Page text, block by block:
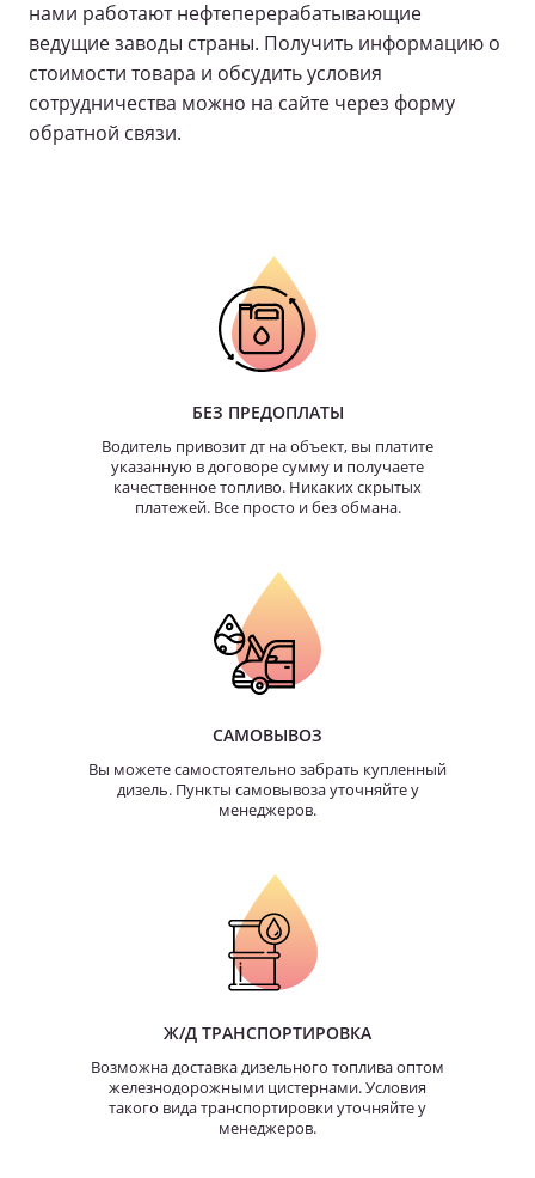
нами работают нефтеперерабатывающие
ведущие заводы страны. Получить информацию о
стоимости товара и обсудить условия
сотрудничества можно на сайте через форму
обратной связи.
БЕЗ ПРЕДОПЛАТЫ
Водитель привозит дт на объект, вы платите
указанную в договоре сумму и получаете
качественное топливо. Никаких скрытых
платежей. Все просто и без обмана.
САМОВЫВОЗ
Вы можете самостоятельно забрать купленный
дизель. Пункты самовывоза уточняйте у
менеджеров.
Ж/Д ТРАНСПОРТИРОВКА
Возможна доставка дизельного топлива оптом
железнодорожными цистернами. Условия
такого вида транспортировки уточняйте у
менеджеров.